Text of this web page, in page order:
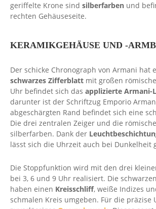
geriffelte Krone sind silberfarben und
rechten Gehäuseseite.
KERAMIKGEHÄUSE UND -
Der schicke Chronograph von Armani hat
schwarzes Zifferblatt mit großen
Uhr befindet sich das applizierte Armani-
darunter ist der Schriftzug Emporio
abgeschärgten Rand befindet sich eine
Die drei zentralen Zeiger und die
silberfarben. Dank der
lässt sich die Uhrzeit auch bei Dunkelheit
Die Stoppfunktion wird mit den drei
bei 3, 6 und 9 Uhr realisiert. Die
haben einen Kreisschliff, weiße Indizes
schmalen Kreis umgeben. Für die präzise